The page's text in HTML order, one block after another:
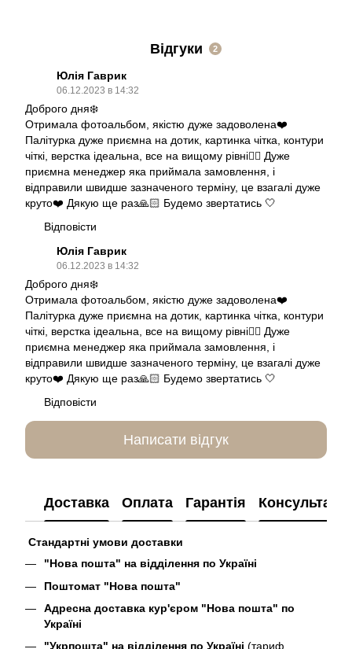
Відгуки 2
Юлія Гаврик
06.12.2023 в 14:32
Доброго дня❄️
Отримала фотоальбом, якістю дуже задоволена❤️
Палітурка дуже приємна на дотик, картинка чітка, контури
чіткі, верстка ідеальна, все на вищому рівні❤️‍🔥 Дуже
приємна менеджер яка приймала замовлення, і
відправили швидше зазначеного терміну, це взагалі дуже
круто❤️ Дякую ще раз🙏🏻 Будемо звертатись 🤍
Відповісти
Юлія Гаврик
06.12.2023 в 14:32
Доброго дня❄️
Отримала фотоальбом, якістю дуже задоволена❤️
Палітурка дуже приємна на дотик, картинка чітка, контури
чіткі, верстка ідеальна, все на вищому рівні❤️‍🔥 Дуже
приємна менеджер яка приймала замовлення, і
відправили швидше зазначеного терміну, це взагалі дуже
круто❤️ Дякую ще раз🙏🏻 Будемо звертатись 🤍
Відповісти
Написати відгук
Доставка Оплата Гарантія Консультація
Стандартні умови доставки
"Нова пошта" на відділення по Україні
Поштомат "Нова пошта"
Адресна доставка кур'єром "Нова пошта" по
Україні
"Укрпошта" на відділення по Україні (тариф